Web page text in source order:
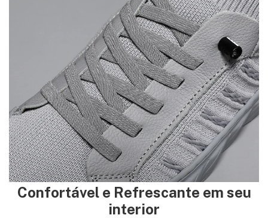
Confortável e Refrescante em seu
interior